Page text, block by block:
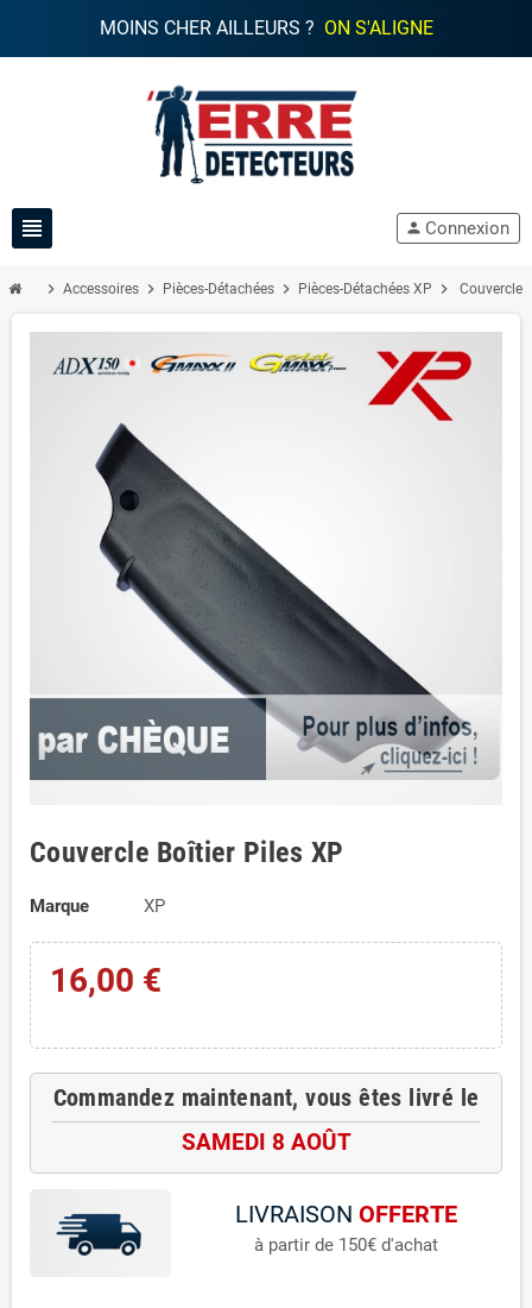
MOINS CHER AILLEURS ? ON S'ALIGNE
view_headline person Connexion
chevron_right Accessoires chevron_right Pièces-Détachées chevron_right Pièces-Détachées XP chevron_right Couvercle
Couvercle Boîtier Piles XP
Marque XP
16,00 €
Commandez maintenant, vous êtes livré le
SAMEDI 8 AOÛT
LIVRAISON OFFERTE
à partir de 150€ d'achat